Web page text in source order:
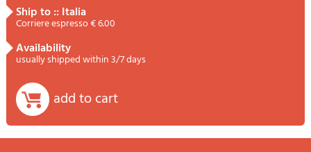
ship to :: Italia
Corriere espresso € 6.00
availability
usually shipped within 3/7 days
add to cart